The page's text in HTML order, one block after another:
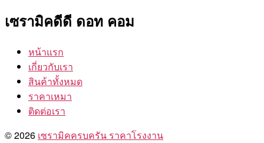
เซรามิคดีดี ดอท คอม
หน้าแรก
เกี่ยวกับเรา
สินค้าทั้งหมด
ราคาเหมา
ติดต่อเรา
© 2026 เซรามิคครบครัน ราคาโรงงาน